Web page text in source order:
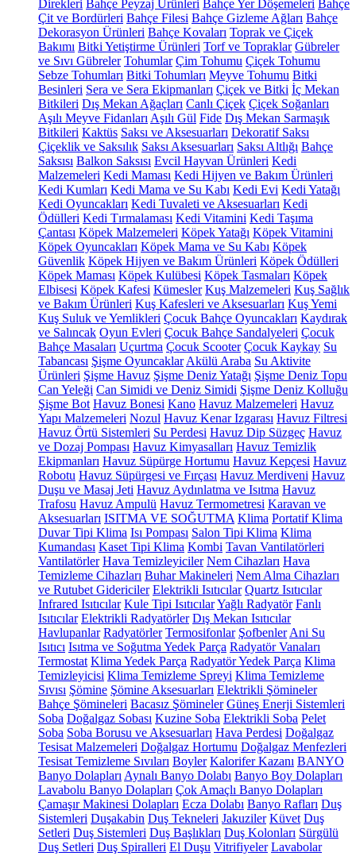
Direkleri Bahçe Peyzaj Ürünleri Bahçe Yer Döşemeleri Bahçe
Çit ve Bordürleri Bahçe Filesi Bahçe Gizleme Ağları Bahçe
Dekorasyon Ürünleri Bahçe Kovaları Toprak ve Çiçek
Bakımı Bitki Yetiştirme Ürünleri Torf ve Topraklar Gübreler
ve Sıvı Gübreler Tohumlar Çim Tohumu Çiçek Tohumu
Sebze Tohumları Bitki Tohumları Meyve Tohumu Bitki
Besinleri Sera ve Sera Ekipmanları Çiçek ve Bitki İç Mekan
Bitkileri Dış Mekan Ağaçları Canlı Çiçek Çiçek Soğanları
Aşılı Meyve Fidanları Aşılı Gül Fide Dış Mekan Sarmaşık
Bitkileri Kaktüs Saksı ve Aksesuarları Dekoratif Saksı
Çiçeklik ve Saksılık Saksı Aksesuarları Saksı Altlığı Bahçe
Saksısı Balkon Saksısı Evcil Hayvan Ürünleri Kedi
Malzemeleri Kedi Maması Kedi Hijyen ve Bakım Ürünleri
Kedi Kumları Kedi Mama ve Su Kabı Kedi Evi Kedi Yatağı
Kedi Oyuncakları Kedi Tuvaleti ve Aksesuarları Kedi
Ödülleri Kedi Tırmalaması Kedi Vitamini Kedi Taşıma
Çantası Köpek Malzemeleri Köpek Yatağı Köpek Vitamini
Köpek Oyuncakları Köpek Mama ve Su Kabı Köpek
Güvenlik Köpek Hijyen ve Bakım Ürünleri Köpek Ödülleri
Köpek Maması Köpek Kulübesi Köpek Tasmaları Köpek
Elbisesi Köpek Kafesi Kümesler Kuş Malzemeleri Kuş Sağlık
ve Bakım Ürünleri Kuş Kafesleri ve Aksesuarları Kuş Yemi
Kuş Suluk ve Yemlikleri Çocuk Bahçe Oyuncakları Kaydırak
ve Salıncak Oyun Evleri Çocuk Bahçe Sandalyeleri Çocuk
Bahçe Masaları Uçurtma Çocuk Scooter Çocuk Kaykay Su
Tabancası Şişme Oyuncaklar Akülü Araba Su Aktivite
Ürünleri Şişme Havuz Şişme Deniz Yatağı Şişme Deniz Topu
Can Yeleği Can Simidi ve Deniz Simidi Şişme Deniz Kolluğu
Şişme Bot Havuz Bonesi Kano Havuz Malzemeleri Havuz
Yapı Malzemeleri Nozul Havuz Kenar Izgarası Havuz Filtresi
Havuz Örtü Sistemleri Su Perdesi Havuz Dip Süzgeç Havuz
ve Dozaj Pompası Havuz Kimyasalları Havuz Temizlik
Ekipmanları Havuz Süpürge Hortumu Havuz Kepçesi Havuz
Robotu Havuz Süpürgesi ve Fırçası Havuz Merdiveni Havuz
Duşu ve Masaj Jeti Havuz Aydınlatma ve Isıtma Havuz
Trafosu Havuz Ampulü Havuz Termometresi Karavan ve
Aksesuarları ISITMA VE SOĞUTMA Klima Portatif Klima
Duvar Tipi Klima Isı Pompası Salon Tipi Klima Klima
Kumandası Kaset Tipi Klima Kombi Tavan Vantilatörleri
Vantilatörler Hava Temizleyiciler Nem Cihazları Hava
Temizleme Cihazları Buhar Makineleri Nem Alma Cihazları
ve Rutubet Gidericiler Elektrikli Isıtıcılar Quartz Isıtıcılar
Infrared Isıtıcılar Kule Tipi IsıtıcılarYağlı Radyatör Fanlı
Isıtıcılar Elektrikli Radyatörler Dış Mekan Isıtıcılar
Havlupanlar Radyatörler Termosifonlar Şofbenler Ani Su
Isıtıcı Isıtma ve Soğutma Yedek Parça Radyatör Vanaları
Termostat Klima Yedek Parça Radyatör Yedek Parça Klima
Temizleyicisi Klima Temizleme Spreyi Klima Temizleme
Sıvısı Şömine Şömine Aksesuarları Elektrikli Şömineler
Bahçe Şömineleri Bacasız Şömineler Güneş Enerji Sistemleri
Soba Doğalgaz Sobası Kuzine Soba Elektrikli Soba Pelet
Soba Soba Borusu ve Aksesuarları Hava Perdesi Doğalgaz
Tesisat Malzemeleri Doğalgaz Hortumu Doğalgaz Menfezleri
Tesisat Temizleme Sıvıları Boyler Kalorifer Kazanı BANYO
Banyo Dolapları Aynalı Banyo Dolabı Banyo Boy Dolapları
Lavabolu Banyo Dolapları Çok Amaçlı Banyo Dolapları
Çamaşır Makinesi Dolapları Ecza Dolabı Banyo Rafları Duş
Sistemleri Duşakabin Duş Tekneleri Jakuziler Küvet Duş
Setleri Duş Sistemleri Duş Başlıkları Duş Kolonları Sürgülü
Duş Setleri Duş Spiralleri El Duşu Vitrifiyeler Lavabolar